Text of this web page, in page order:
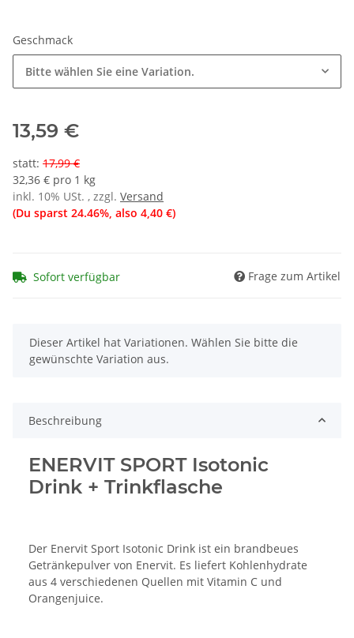
Geschmack
Bitte wählen Sie eine Variation.
13,59 €
statt: 17,99 €
32,36 € pro 1 kg
inkl. 10% USt. , zzgl. Versand
(Du sparst 24.46%, also 4,40 €)
Sofort verfügbar Frage zum Artikel
x
Dieser Artikel hat Variationen. Wählen Sie bitte die
gewünschte Variation aus.
Beschreibung
ENERVIT SPORT Isotonic
Drink + Trinkflasche
Der Enervit Sport Isotonic Drink ist ein brandbeues
Getränkepulver von Enervit. Es liefert Kohlenhydrate
aus 4 verschiedenen Quellen mit Vitamin C und
Orangenjuice.